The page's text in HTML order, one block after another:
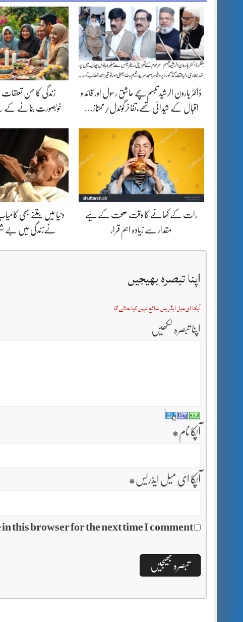
ڈاکٹر ہارون الرشید تبسم سچے عاشق رسول اور قائد و
اقبال کے شیدائی تھے،تفاخرگوندل/ممتاز…
زندگی کا حسن تعلقات
خوبصورت بنانے کے
رات کے کھانے کا وقت صحت کے لیے
مقدار سے زیادہ اہم قرار
دنیا میں جتنے بھی
نےزندگی میں بے
اپنا تبصرہ بھیجیں
آپکا ای میل ایڈریس شائع نہیں کیا جائے گا
اپنا تبصرہ لکھیں
آپکا نام *
آپکا ای میل ایڈریس *
this browser for the next time I comment.